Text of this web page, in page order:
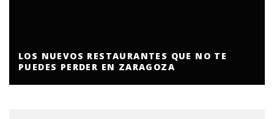
LOS MEJORES RESTAURANTES PARA CENAR DE
ZARAGOZA